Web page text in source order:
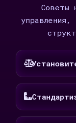
Советы
управления,